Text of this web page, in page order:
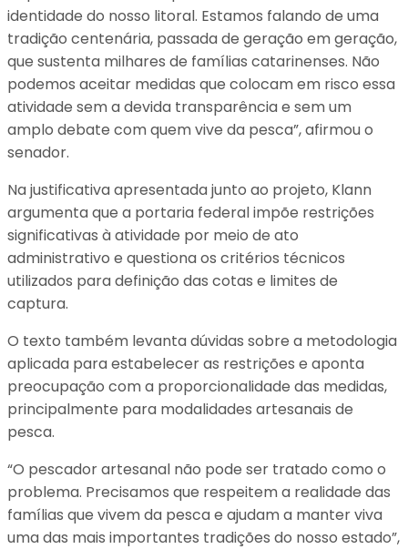
identidade do nosso litoral. Estamos falando de uma
tradição centenária, passada de geração em geração,
que sustenta milhares de famílias catarinenses. Não
podemos aceitar medidas que colocam em risco essa
atividade sem a devida transparência e sem um
amplo debate com quem vive da pesca”, afirmou o
senador.
Na justificativa apresentada junto ao projeto, Klann
argumenta que a portaria federal impõe restrições
significativas à atividade por meio de ato
administrativo e questiona os critérios técnicos
utilizados para definição das cotas e limites de
captura.
O texto também levanta dúvidas sobre a metodologia
aplicada para estabelecer as restrições e aponta
preocupação com a proporcionalidade das medidas,
principalmente para modalidades artesanais de
pesca.
“O pescador artesanal não pode ser tratado como o
problema. Precisamos que respeitem a realidade das
famílias que vivem da pesca e ajudam a manter viva
uma das mais importantes tradições do nosso estado”,